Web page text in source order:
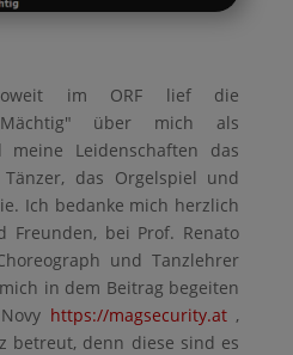
im ORF lief die
über mich als
Leidenschaften das
das Orgelspiel und
Ich bedanke mich herzlich
Freunden, bei Prof. Renato
und Tanzlehrer
in dem Beitrag begeiten
https://magsecurity.at,
betreut, denn diese sind es